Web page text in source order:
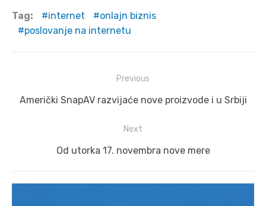
Tag: internet
onlajn biznis
poslovanje na internetu
navigation
Previous
Previous
Američki SnapAV razvijaće nove proizvode i u Srbiji
Next
Next
Od utorka 17. novembra nove mere